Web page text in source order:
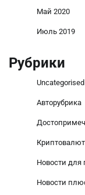
Май 2020
Июль 2019
Рубрики
Uncategorised
Авторубрика
Новости для
Новости